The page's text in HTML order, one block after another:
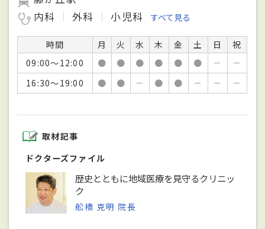
内科
外科 小児科 すべて見る
時間 月 火 水 木 金 土 日
祝
09:00～12:00
● ● ● ● ● ● －
－
16:30～19:00
● ● － ● ● － － －
取材記事
ドクターズファイル
歴史とともに地域医療を見守るクリニッ
ク
舩橋 克明 院長